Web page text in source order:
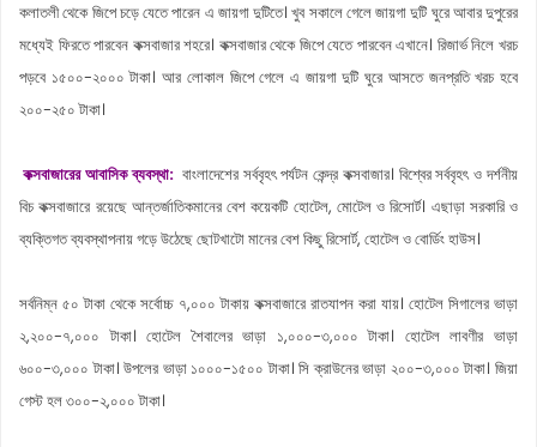
কলাতলী থেকে জিপে চড়ে যেতে পারেন এ জায়গা দুটিতে। খুব সকালে গেলে জায়গা দুটি ঘুরে আবার দুপুরের
মধ্যেই ফিরতে পারবেন কক্সবাজার শহরে। কক্সবাজার থেকে জিপে যেতে পারবেন এখানে। রিজার্ভ নিলে খরচ
পড়বে ১৫০০-২০০০ টাকা। আর লোকাল জিপে গেলে এ জায়গা দুটি ঘুরে আসতে জনপ্রতি খরচ হবে
২০০-২৫০ টাকা।
কক্সবাজারের আবাসিক ব্যবস্থা: বাংলাদেশের সর্ববৃহৎ পর্যটন কেন্দ্র কক্সবাজার। বিশ্বের সর্ববৃহৎ ও দর্শনীয়
বিচ কক্সবাজারে রয়েছে আন্তর্জাতিকমানের বেশ কয়েকটি হোটেল, মোটেল ও রিসোর্ট। এছাড়া সরকারি ও
ব্যক্তিগত ব্যবস্থাপনায় গড়ে উঠেছে ছোটখাটো মানের বেশ কিছু রিসোর্ট, হোটেল ও বোর্ডিং হাউস।
সর্বনিম্ন ৫০ টাকা থেকে সর্বোচ্চ ৭,০০০ টাকায় কক্সবাজারে রাতযাপন করা যায়। হোটেল সিগালের ভাড়া
২,২০০-৭,০০০ টাকা। হোটেল শৈবালের ভাড়া ১,০০০-৩,০০০ টাকা। হোটেল লাবণীর ভাড়া
৬০০-৩,০০০ টাকা। উপলের ভাড়া ১০০০-১৫০০ টাকা। সি ক্রাউনের ভাড়া ২০০-৩,০০০ টাকা। জিয়া
গেস্ট হল ৩০০-২,০০০ টাকা।